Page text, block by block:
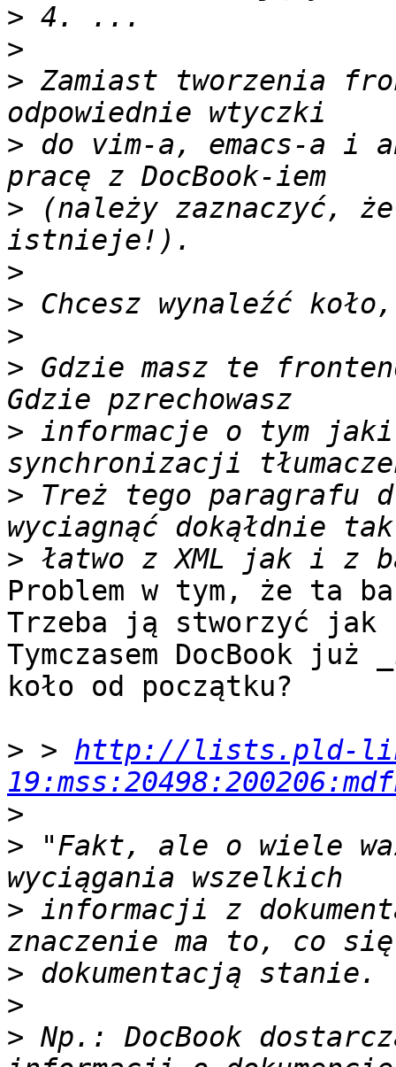
>
>
> Zamiast tworzenia
> do vim-a, emacs-a i
> (należy zaznaczyć,
>
>
>
> Gdzie masz te
> informacje o tym
> Treż tego paragrafu
>
Problem w tym, że ta
Trzeba ją stworzyć jak
Tymczasem DocBook
koło od początku?
> > http://lists.pld-
>
> "Fakt, ale o wiele
> informacji z
>
>
> Np.: DocBook